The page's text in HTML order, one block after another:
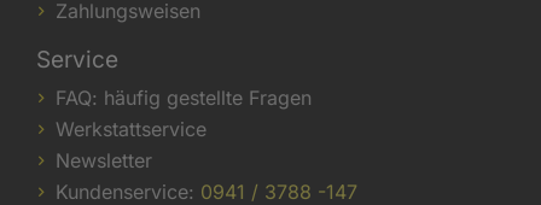
Zahlungsweisen
Service
FAQ: häufig gestellte Fragen
Werkstattservice
Newsletter
Kundenservice: 0941 / 3788 -147